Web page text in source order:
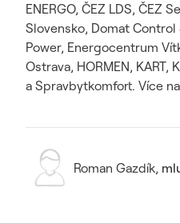
ENERGO, ČEZ LDS, ČEZ
Slovensko, Domat
Power, Energocentrum
Ostrava, HORMEN, KART,
a Spravbytkomfort. Více na
Roman Gazdík,